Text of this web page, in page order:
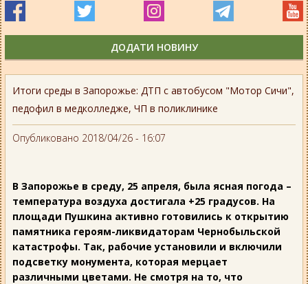
Итоги среды в Запорожье: ДТП с автобусом "Мотор Сичи",
педофил в медколледже, ЧП в поликлинике
Опубликовано 2018/04/26 - 16:07
В Запорожье в среду, 25 апреля, была ясная погода –
температура воздуха достигала +25 градусов. На
площади Пушкина активно готовились к открытию
памятника героям-ликвидаторам Чернобыльской
катастрофы. Так, рабочие установили и включили
подсветку монумента, которая мерцает
различными цветами. Не смотря на то, что
ДОДАТИ НОВИНУ